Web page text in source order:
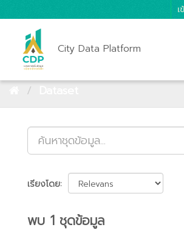
เ
City Data Platform
เรียงโดย
พบ 1 ชุดข้อมูล